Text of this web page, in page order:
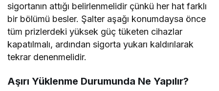
sigortanın attığı belirlenmelidir çünkü her hat farklı
bir bölümü besler. Şalter aşağı konumdaysa önce
tüm prizlerdeki yüksek güç tüketen cihazlar
kapatılmalı, ardından sigorta yukarı kaldırılarak
tekrar denenmelidir.
Aşırı Yüklenme Durumunda Ne Yapılır?